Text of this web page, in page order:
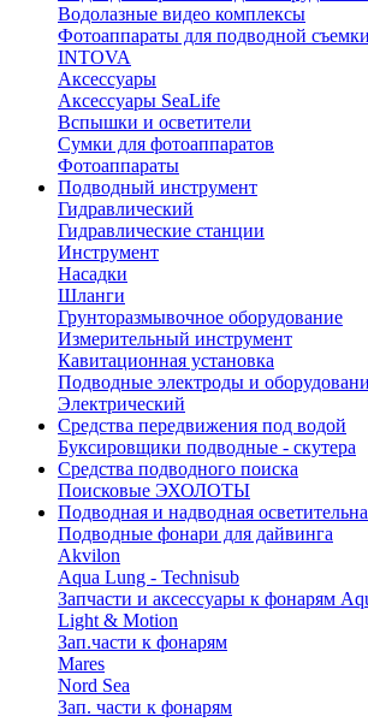
Водолазные видео комплексы
Фотоаппараты для подводной
INTOVA
Аксессуары
Аксессуары SeaLife
Вспышки и осветители
Сумки для фотоаппаратов
Фотоаппараты
Подводный инструмент
Гидравлический
Гидравлические станции
Инструмент
Насадки
Шланги
Грунторазмывочное оборудование
Измерительный инструмент
Кавитационная установка
Подводные электроды и
Электрический
Средства передвижения под водой
Буксировщики подводные - скутера
Средства подводного поиска
Поисковые ЭХОЛОТЫ
Подводная и надводная
Подводные фонари для дайвинга
Akvilon
Aqua Lung - Technisub
Запчасти и аксессуары к фонарям
Light & Motion
Зап.части к фонарям
Mares
Nord Sea
Зап. части к фонарям